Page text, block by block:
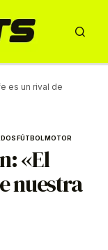
es un rival de
FÚTBOLMOTOR
«El
nuestra